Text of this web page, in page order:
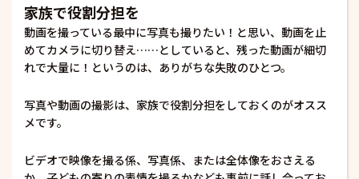
家族で役割分担を
動画を撮っている最中に写真も撮りたい！と思い、動画を止
めてカメラに切り替え……としていると、残った動画が細切
れで大量に！というのは、ありがちな失敗のひとつ。
写真や動画の撮影は、家族で役割分担をしておくのがオスス
メです。
ビデオで映像を撮る係、写真係、または全体像をおさえる